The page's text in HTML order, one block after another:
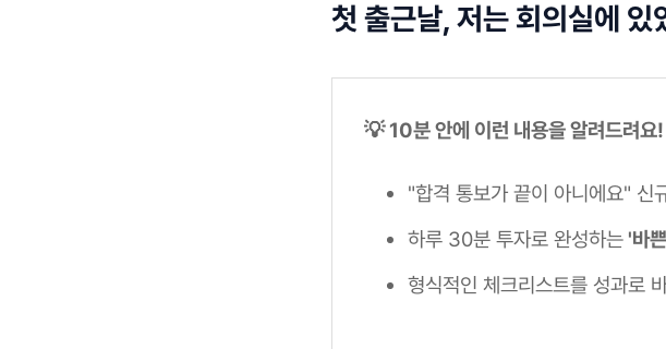
첫 출근날, 저는 회의실에 있
💡 10분 안에 이런 내용을 알려드려요!
"합격 통보가 끝이 아니에요" 신
하루 30분 투자로 완성하는 '바
형식적인 체크리스트를 성과로